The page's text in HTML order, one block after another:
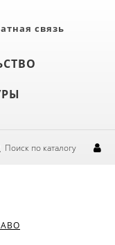
связь
Поиск по каталогу